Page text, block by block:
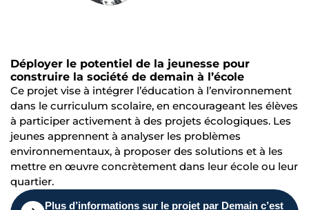
Déployer le potentiel de la jeunesse pour
construire la société de demain à l’école
Ce projet vise à intégrer l’éducation à l’environnement
dans le curriculum scolaire, en encourageant les élèves
à participer activement à des projets écologiques. Les
jeunes apprennent à analyser les problèmes
environnementaux, à proposer des solutions et à les
mettre en œuvre concrètement dans leur école ou leur
quartier.
Plus d’informations sur le projet par Demain c’est